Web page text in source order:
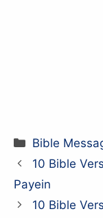
Categories
Bible
10 Bible
Payein
10 Bible